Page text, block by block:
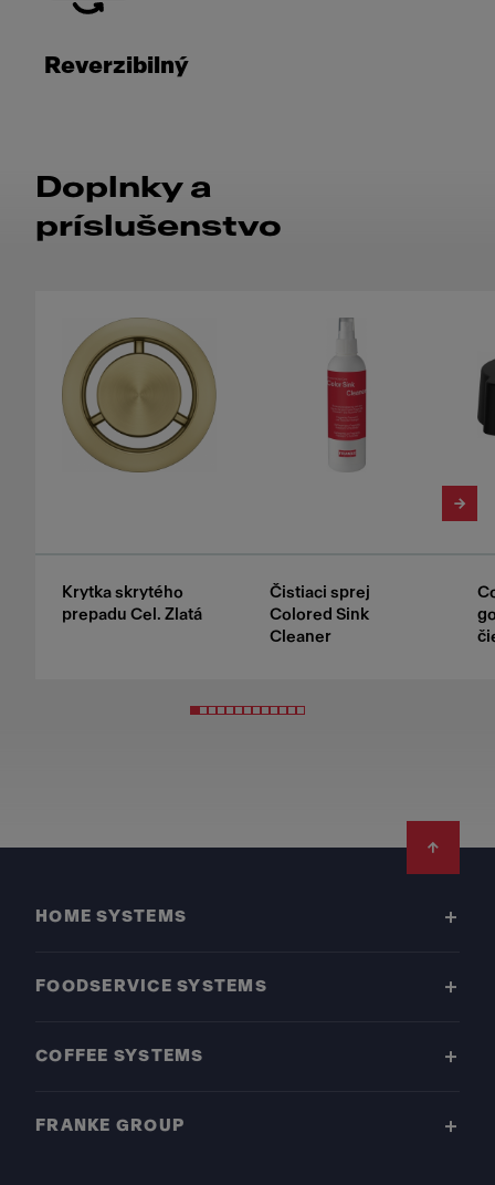
Reverzibilný
Doplnky a
príslušenstvo
Krytka skrytého
prepadu Cel. Zlatá
Čistiaci sprej
Colored Sink
Cleaner
HOME SYSTEMS
FOODSERVICE SYSTEMS
COFFEE SYSTEMS
FRANKE GROUP